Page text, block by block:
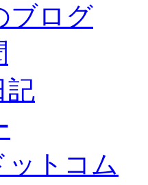
ブログ
記
ットコム